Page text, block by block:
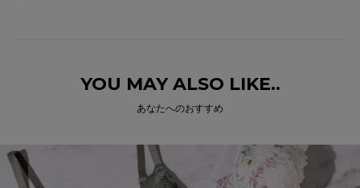
YOU MAY ALSO LIKE..
あなたへのおすすめ